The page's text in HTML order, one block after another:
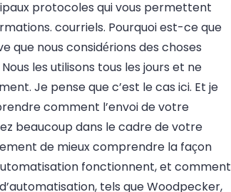
protocoles qui vous permettent
courriels. Pourquoi est-ce que
que nous considérions des choses
les utilisons tous les jours et ne
Je pense que c’est le cas ici. Et je
comment l’envoi de votre
beaucoup dans le cadre de votre
de mieux comprendre la façon
fonctionnent, et comment
tels que Woodpecker,